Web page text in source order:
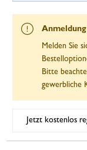
Melden Sie
Bitte
gewerbliche
Jetzt kostenlos